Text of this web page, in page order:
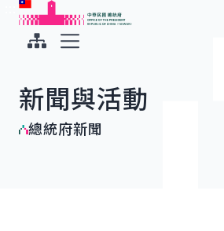
跳到主要內容
中華民國總統府
新聞與活動
總統府新聞